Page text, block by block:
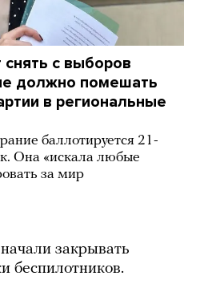
с выборов
должно помешать
в региональные
баллотируется 21-
Она «искала любые
за мир
закрывать
беспилотников.